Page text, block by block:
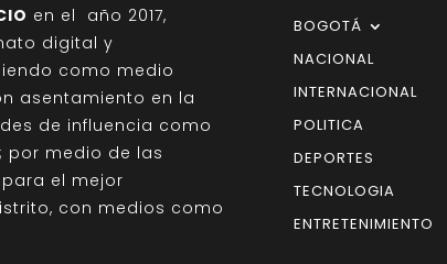
en el año 2017,
digital y
como medio
asentamiento en la
de influencia como
por medio de las
el mejor
con medios como
BOGOTÁ
NACIONAL
INTERNACIONAL
POLITICA
DEPORTES
TECNOLOGIA
ENTRETENIMIENTO